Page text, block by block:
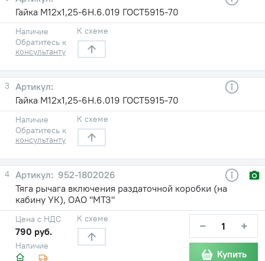
Гайка М12х1,25-6Н.6.019 ГОСТ5915-70
Наличие
Обратитесь к
консультанту
К схеме
3
Гайка М12х1,25-6Н.6.019 ГОСТ5915-70
Наличие
Обратитесь к
консультанту
К схеме
4
952-1802026
Тяга рычага включения раздаточной коробки (на
кабину УК), ОАО "МТЗ"
Наличие
Цена с НДС
790 руб.
К схеме − +
Купить